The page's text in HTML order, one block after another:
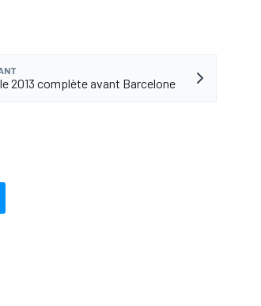
2013 complète avant Barcelone